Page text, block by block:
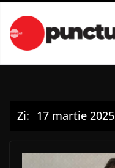
conținut
Zi: 17 martie 2025